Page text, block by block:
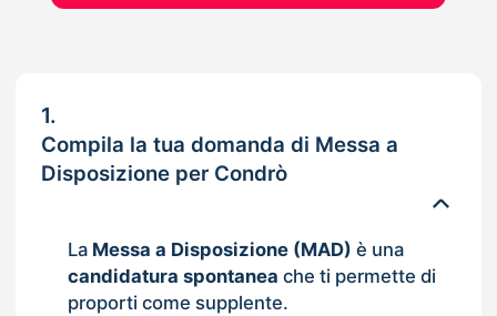
1.
Compila la tua domanda di Messa a
Disposizione per Condrò
La Messa a Disposizione (MAD) è una
candidatura spontanea che ti permette di
proporti come supplente.